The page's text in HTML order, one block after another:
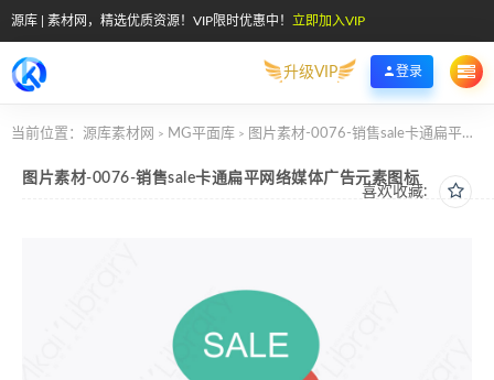
源库 | 素材网，精选优质资源！VIP限时优惠中！ 立即加入VIP
升级VIP 登录
当前位置： 源库素材网 > MG平面库 > 图片素材-0076-销售sale卡通扁平网络媒体广告元素图标
喜欢收藏:
图片素材-0076-销售sale卡通扁平网络媒体广告元素图标